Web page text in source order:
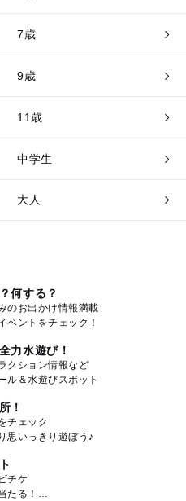
7歳
9歳
11歳
中学生
大人
何する？
のお出かけ情報満載
ベントをチェック！
力水遊び！
クション情報など
ル＆水遊びスポット
！
チェック
思いっきり遊ぼう♪
チケ
たる！